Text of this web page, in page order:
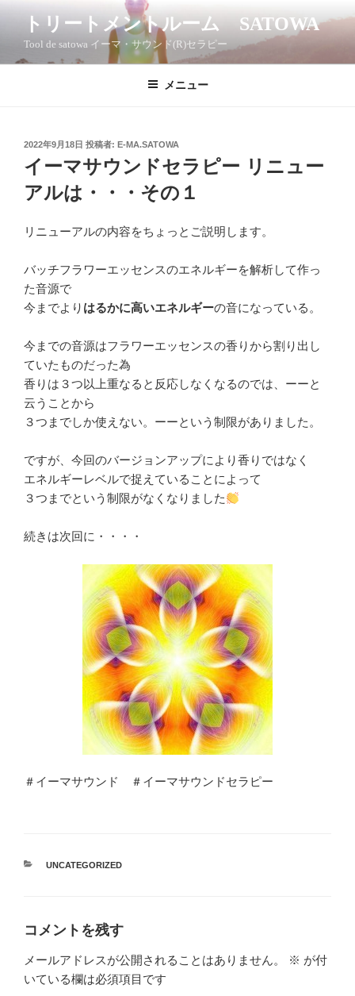
ン
トリートメントルーム SATOWA
Tool de satowa イーマ・サウンド(R)セラピー
メニュー
投
日:
2022年9月18日 投稿者: E-MA.SATOWA
イーマサウンドセラピー リニュー
アルは・・・その１
リニューアルの内容をちょっとご説明します。
バッチフラワーエッセンスのエネルギーを解析して作っ
た音源で
今までより はるかに高いエネルギーの音になっている。
今までの音源はフラワーエッセンスの香りから割り出し
ていたものだった為
香りは３つ以上重なると反応しなくなるのでは、ーーと
云うことから
３つまでしか使えない。ーーという制限がありました。
ですが、今回のバージョンアップにより香りではなく
エネルギーレベルで捉えていることによって
３つまでという制限がなくなりました
続きは次回に・・・・
＃イーマサウンド ＃イーマサウンドセラピー
カ
UNCATEGORIZED
コメントを残す
メールアドレスが公開されることはありません。 ※ が付
いている欄は必須項目です